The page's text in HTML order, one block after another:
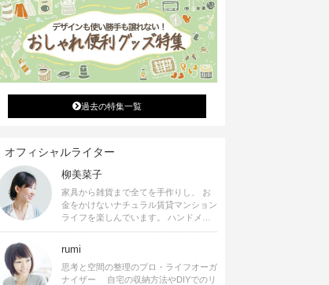
過去の特集一覧
オフィシャルライター
柳美菜子
家具から雑貨まで全てを手作りし、 お
金をかけないナチュラル賃貸マンション
ライフを楽しんでいます。 ハンドメイ
ド雑貨やインテリアに関する著書も出
ます。
rumi
思考と空間の整理のプロ・ライフオーガ
ナイザー 自宅の収納方法やDIYでのリ